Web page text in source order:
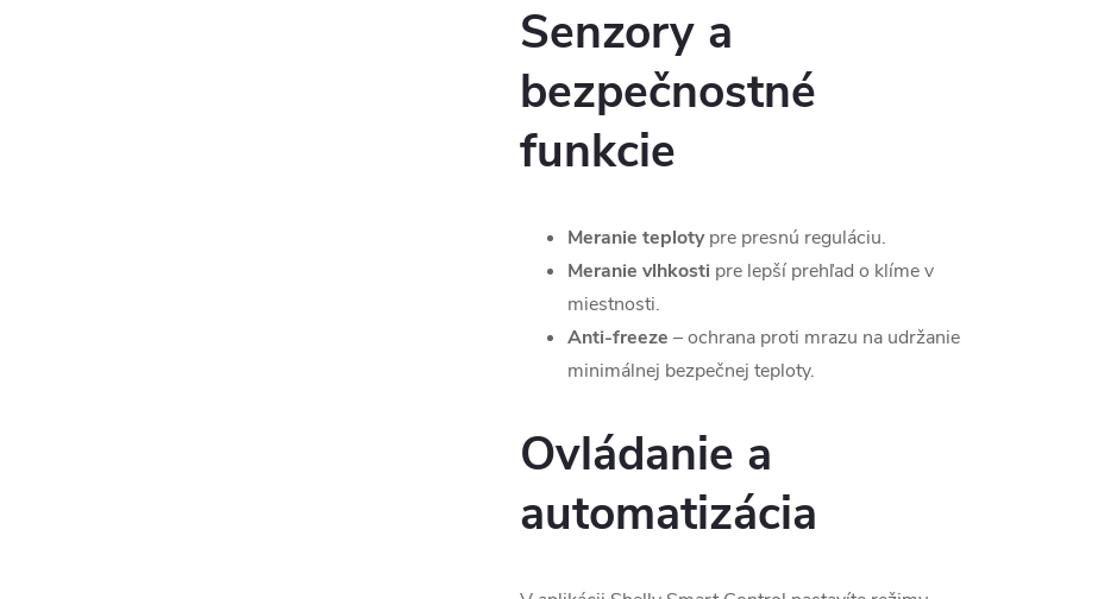
Senzory a
bezpečnostné
funkcie
Meranie teplotypre presnú reguláciu.
Meranie vlhkosti pre lepší prehľad o klíme v
miestnosti.
Anti-freeze – ochrana proti mrazu na udržanie
minimálnej bezpečnej teploty.
Ovládanie a
automatizácia